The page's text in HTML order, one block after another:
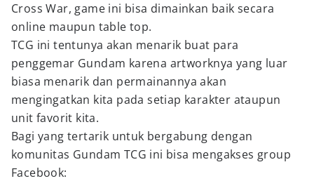
Cross War, game ini bisa dimainkan baik secara
online maupun table top.
TCG ini tentunya akan menarik buat para
penggemar Gundam karena artworknya yang luar
biasa menarik dan permainannya akan
mengingatkan kita pada setiap karakter ataupun
unit favorit kita.
Bagi yang tertarik untuk bergabung dengan
komunitas Gundam TCG ini bisa mengakses group
Facebook: